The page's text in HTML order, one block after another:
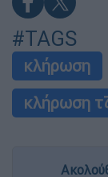
#TAGS
κλήρωση
κλήρωση